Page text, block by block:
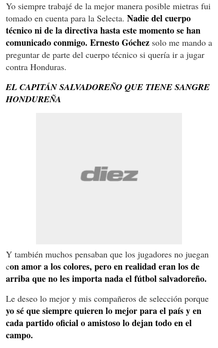
Yo siempre trabajé de la mejor manera posible mietras fui
tomado en cuenta para la Selecta. Nadie del cuerpo
técnico ni de la directiva hasta este momento se han
comunicado conmigo. Ernesto Góchez solo me mando a
preguntar de parte del cuerpo técnico si quería ir a jugar
contra Honduras.
EL CAPITÁN SALVADOREÑO QUE TIENE SANGRE
HONDUREÑA
Y también muchos pensaban que los jugadores no juegan
con amor a los colores, pero en realidad eran los de
arriba que no les importa nada el fútbol salvadoreño.
Le deseo lo mejor y mis compañeros de selección porque
yo sé que siempre quieren lo mejor para el país y en
cada partido oficial o amistoso lo dejan todo en el
campo.